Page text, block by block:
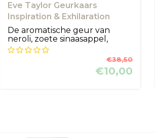
Eve Taylor Geurkaars
Inspiration & Exhilaration
De aromatische geur van
neroli, zoete sinaasappel,
lavendel,...
€38,50
€10,00